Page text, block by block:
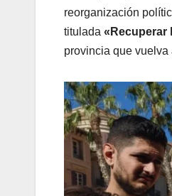
reorganización
titulada «Recuperar
provincia que